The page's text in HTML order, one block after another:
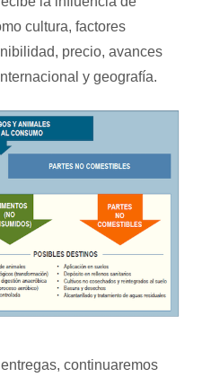
cultura, factores
precio, avances
y geografía.
continuaremos